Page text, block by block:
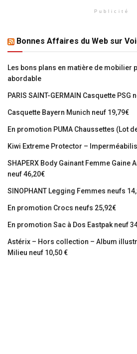
Publicité
Bonnes Affaires du Web sur
Les bons plans en matière de mobilier
abordable
PARIS SAINT-GERMAIN Casquette PSG
Casquette Bayern Munich neuf 19,79€
En promotion PUMA Chaussettes (Lot
Kiwi Extreme Protector –
SHAPERX Body Gainant Femme Gaine
neuf 46,20€
SINOPHANT Legging Femmes neufs
En promotion Crocs neufs 25,92€
En promotion Sac à Dos Eastpak neuf
Astérix – Hors collection – Album
Milieu neuf 10,50 €